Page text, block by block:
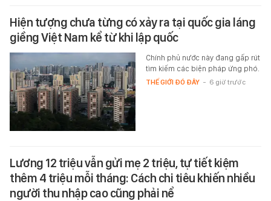
Hiện tượng chưa từng có xảy ra tại quốc gia láng
giềng Việt Nam kể từ khi lập quốc
Chính phủ nước này đang gấp rút
tìm kiếm các biện pháp ứng phó.
THẾ GIỚI ĐÓ ĐÂY - 6 giờ trước
Lương 12 triệu vẫn gửi mẹ 2 triệu, tự tiết kiệm
thêm 4 triệu mỗi tháng: Cách chi tiêu khiến nhiều
người thu nhập cao cũng phải nể